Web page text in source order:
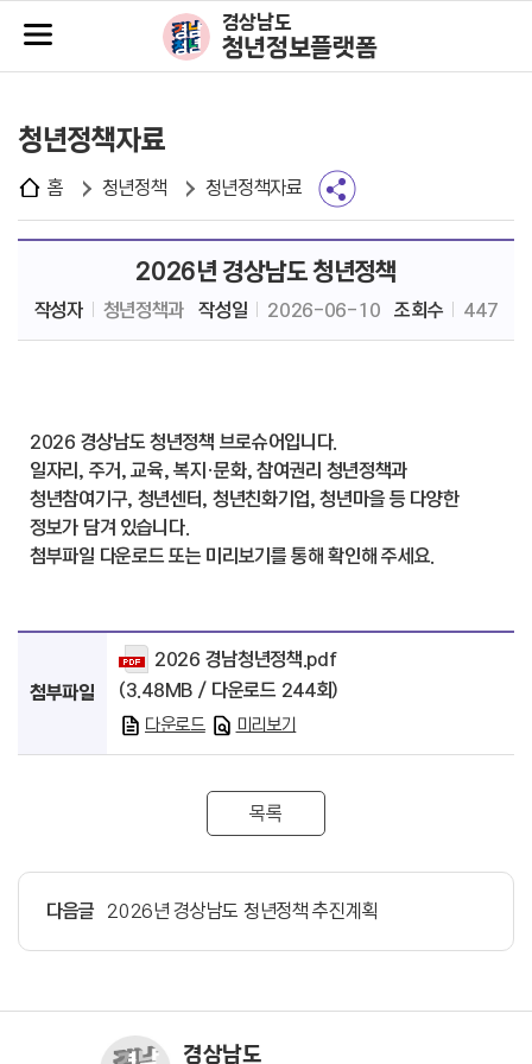
주메뉴바로가기
본문바로가기
경상남도
청년정보플랫폼
청년정책자료
홈 청년정책 청년정책자료
2026년 경상남도 청년정책
작성자 청년정책과 작성일 2026-06-10 조회수 447
2026 경상남도 청년정책 브로슈어입니다.
일자리, 주거, 교육, 복지·문화, 참여권리 청년정책과
청년참여기구, 청년센터, 청년친화기업, 청년마을 등 다양한
정보가 담겨 있습니다.
첨부파일 다운로드 또는 미리보기를 통해 확인해 주세요.
첨부파일
2026 경남청년정책.pdf
(3.48MB / 다운로드 244회)
다운로드 미리보기
목록
다음글 2026년 경상남도 청년정책 추진계획
경상남도